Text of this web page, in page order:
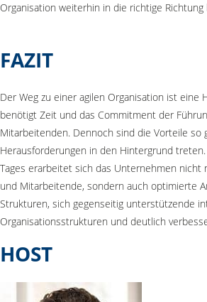
Organisation weiterhin in die richtige Richtung
FAZIT
Der Weg zu einer agilen Organisation ist eine
benötigt Zeit und das Commitment der
Mitarbeitenden. Dennoch sind die Vorteile so
Herausforderungen in den Hintergrund
Tages erarbeitet sich das Unternehmen nicht
und Mitarbeitende, sondern auch optimierte
Strukturen, sich gegenseitig unterstützende
Organisationsstrukturen und deutlich
HOST